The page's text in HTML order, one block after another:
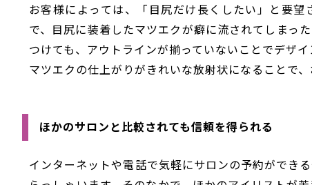
お客様によっては、「目尻だけ長くしたい」と要
で、目尻に装着したマツエクが癖に流されてしまっ
つけても、アウトラインが揃っていないことでデザイ
マツエクの仕上がりがきれいな放射状になることで
ほかのサロンと比較されても信頼を得られる
インターネットや電話で気軽にサロンの予約ができ